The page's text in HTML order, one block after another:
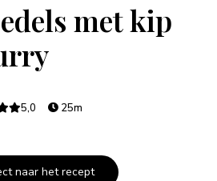
met kip
5,0 25m
naar het recept